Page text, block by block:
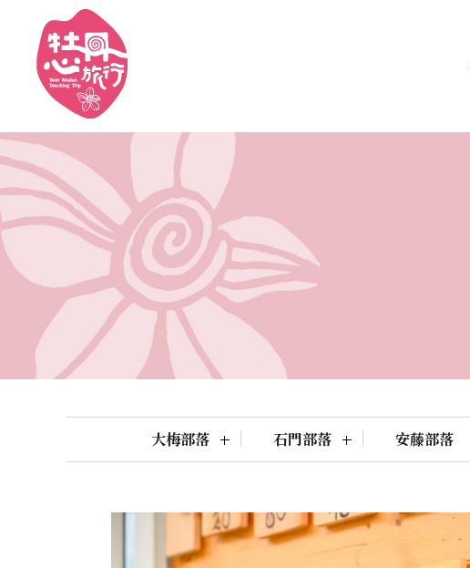
大梅部落 石門部落 安藤部落
Cookie管理面板